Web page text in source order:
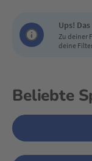
Ups!
Zu deiner
deine
Beliebte